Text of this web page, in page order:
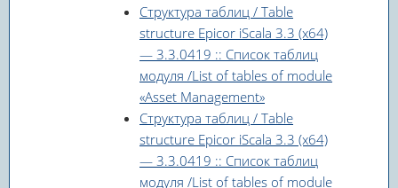
Структура таблиц / Table
structure Epicor iScala 3.3 (x64)
— 3.3.0419 :: Список таблиц
модуля /List of tables of module
«Asset Management»
Структура таблиц / Table
structure Epicor iScala 3.3 (x64)
— 3.3.0419 :: Список таблиц
модуля /List of tables of module